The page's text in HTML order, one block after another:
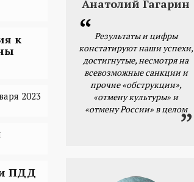
к
2023
ПДД
Анатолий Гагарин
Результаты и цифры
констатируют наши успехи,
достигнутые, несмотря на
всевозможные санкции и
прочие «обструкции»,
«отмену культуры» и
«отмену России» в целом